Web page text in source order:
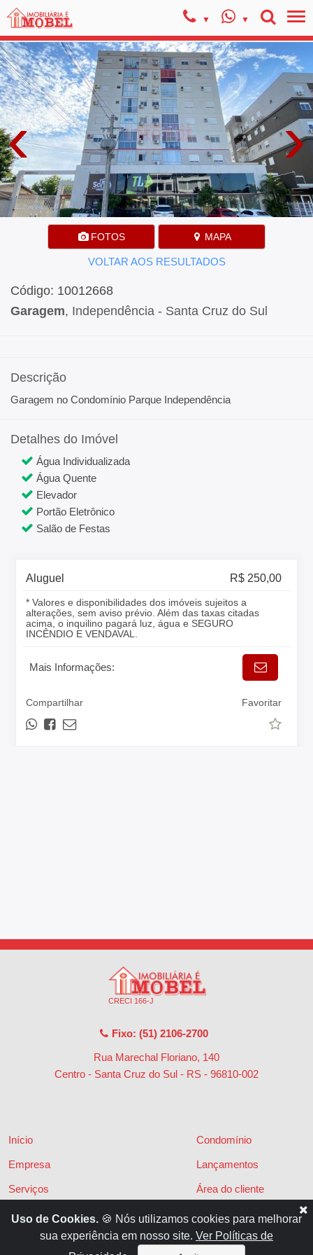
‹ ›
FOTOS MAPA
VOLTAR AOS RESULTADOS
Código: 10012668
Garagem, Independência - Santa Cruz do Sul
Descrição
Garagem no Condomínio Parque Independência
Detalhes do Imóvel
Água Individualizada
Água Quente
Elevador
Portão Eletrônico
Salão de Festas
Aluguel R$ 250,00
* Valores e disponibilidades dos imóveis sujeitos a
alterações, sem aviso prévio. Além das taxas citadas
acima, o inquilino pagará luz, água e SEGURO
INCÊNDIO E VENDAVAL.
Mais Informações:
Compartilhar Favoritar
CRECI 166-J
Fixo: (51) 2106-2700
Rua Marechal Floriano, 140
Centro - Santa Cruz do Sul - RS - 96810-002
Início
Empresa
Serviços
Financiamentos
Locações
Condomínio
Lançamentos
Área do cliente
Políticas de privacidade
Contato
Uso de Cookies. 🍪 Nós utilizamos cookies para melhorar
sua experiência em nosso site. Ver Políticas de